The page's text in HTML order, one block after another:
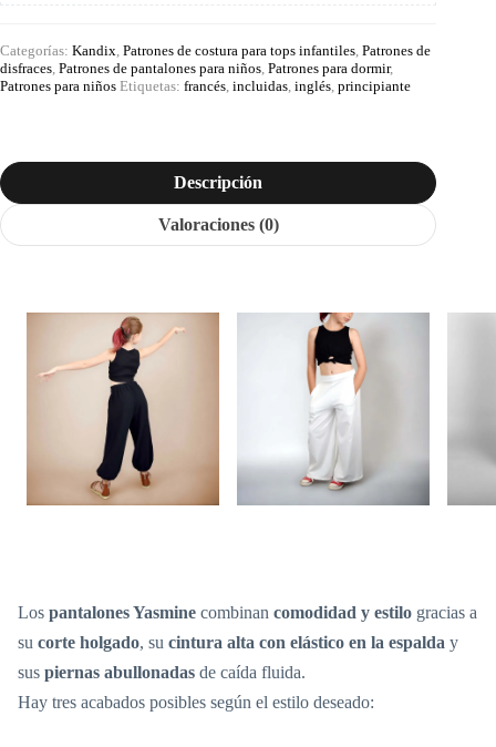
Categorías: Kandix Patrones de costura para tops infantiles Patrones de
disfraces Patrones de pantalones para niños Patrones para dormir,
Patrones para niños Etiquetas: francés incluidas inglés principiante
Descripción
Valoraciones (0)
Los pantalones Yasmine combinan comodidad y estilo gracias a
su corte holgado, su cintura alta con elástico en la espalda y
sus piernas abullonadas de caída fluida.
Hay tres acabados posibles según el estilo deseado: